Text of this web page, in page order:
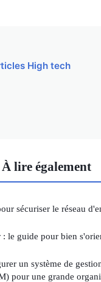
High tech
lire également
sécuriser le réseau
le guide pour bien
un système de
pour une grande